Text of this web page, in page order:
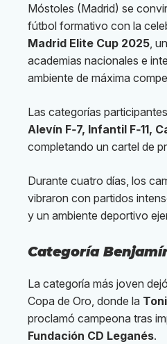
Móstoles (Madrid) se
fútbol formativo con la
Madrid Elite Cup 2025,
academias nacionales e
ambiente de máxima
Las categorías
Alevín F‑7, Infantil F‑11,
completando un cartel de
Durante cuatro días, los
vibraron con partidos
y un ambiente deportivo
Categoría
La categoría más joven
Copa de Oro, donde la
proclamó campeona tras
Fundación CD Leganés.